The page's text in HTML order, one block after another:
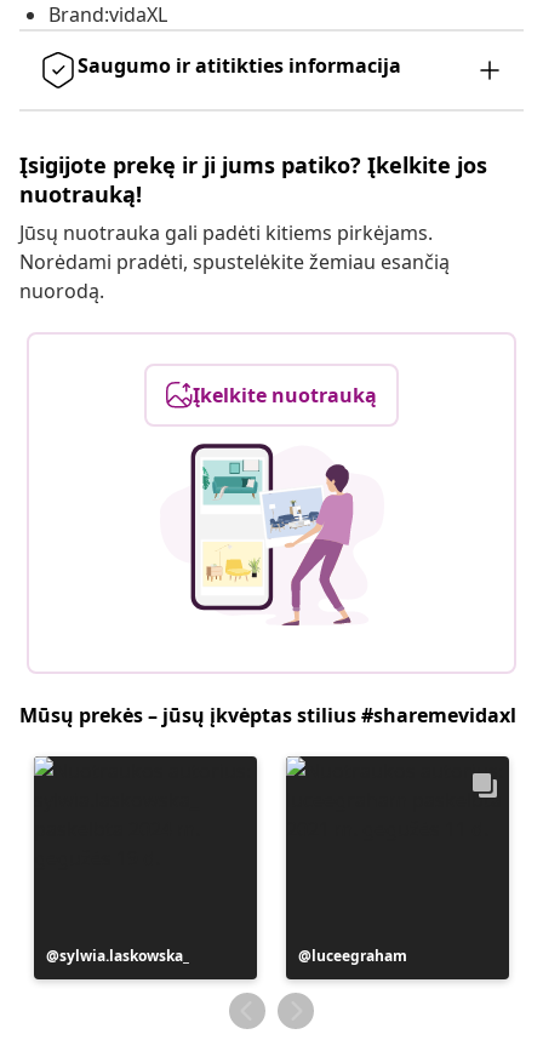
Brand:vidaXL
Saugumo ir atitikties informacija
Įsigijote prekę ir ji jums patiko? Įkelkite jos
nuotrauką!
Jūsų nuotrauka gali padėti kitiems pirkėjams.
Norėdami pradėti, spustelėkite žemiau esančią
nuorodą.
Įkelkite nuotrauką
Mūsų prekės – jūsų įkvėptas stilius #sharemevidaxl
Įrašą
paskelbė
sylwia.laskowska_
Įrašą
paskelbė
luceegraham